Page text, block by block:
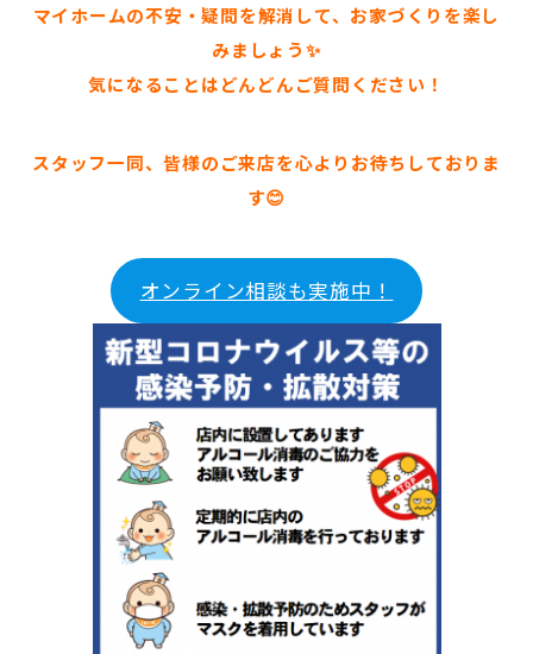
マイホームの不安・疑問を解消して、お家づくりを楽し
みましょう✨
気になることはどんどんご質問ください！
スタッフ一同、皆様のご来店を心よりお待ちしておりま
す😊
オンライン相談も実施中！